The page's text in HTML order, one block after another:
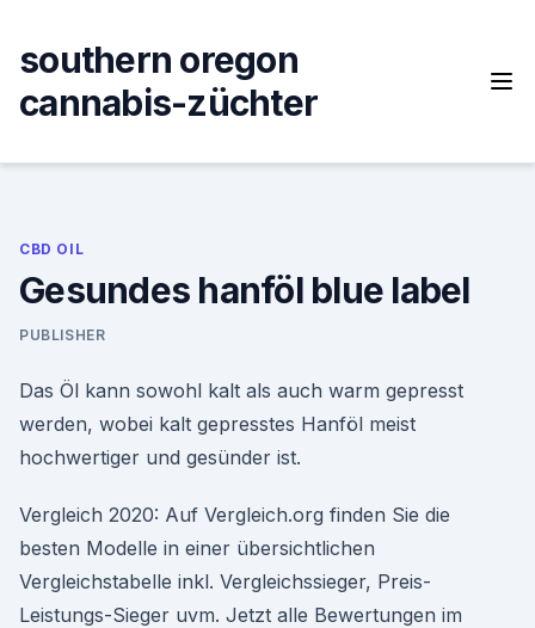
content
southern oregon
cannabis-züchter
CBD OIL
Gesundes hanföl blue label
PUBLISHER
Das Öl kann sowohl kalt als auch warm gepresst
werden, wobei kalt gepresstes Hanföl meist
hochwertiger und gesünder ist.
Vergleich 2020: Auf Vergleich.org finden Sie die
besten Modelle in einer übersichtlichen
Vergleichstabelle inkl. Vergleichssieger, Preis-
Leistungs-Sieger uvm. Jetzt alle Bewertungen im